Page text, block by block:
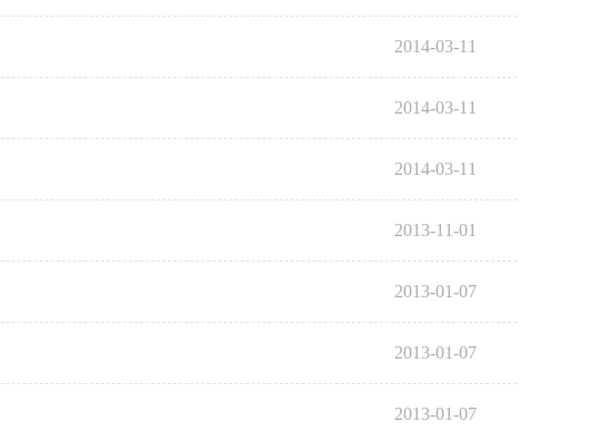
2014-03-11
2014-03-11
2014-03-11
2013-11-01
2013-01-07
2013-01-07
2013-01-07